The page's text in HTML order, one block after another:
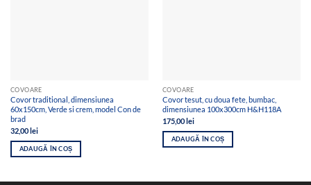
COVOARE
Covor traditional, dimensiunea
60x150cm, Verde si crem, model Con de
brad
32,00lei
ADAUGĂ ÎN COȘ
COVOARE
Covor tesut, cu doua fete, bumbac,
dimensiunea 100x300cm H&H118A
175,00lei
ADAUGĂ ÎN COȘ